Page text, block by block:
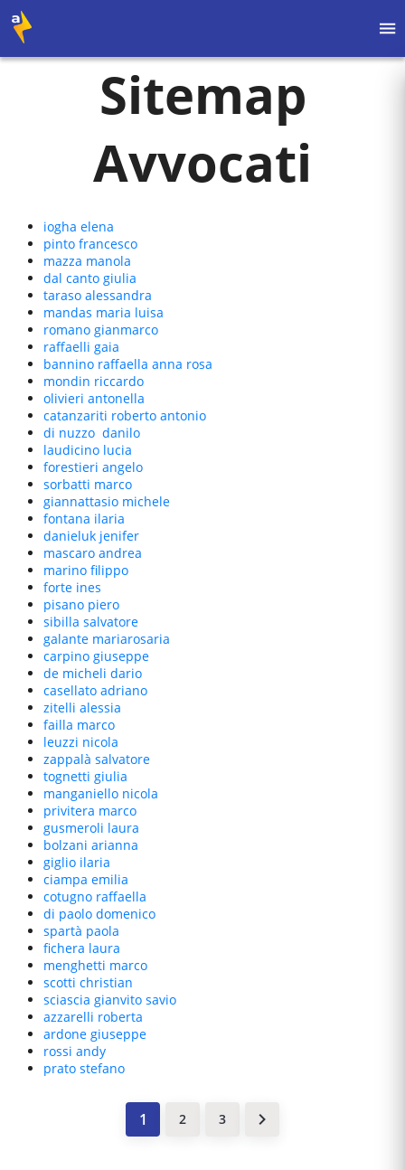
Sitemap
Avvocati
iogha elena
pinto francesco
mazza manola
dal canto giulia
taraso alessandra
mandas maria luisa
romano gianmarco
raffaelli gaia
bannino raffaella anna rosa
mondin riccardo
olivieri antonella
catanzariti roberto antonio
di nuzzo danilo
laudicino lucia
forestieri angelo
sorbatti marco
giannattasio michele
fontana ilaria
danieluk jenifer
mascaro andrea
marino filippo
forte ines
pisano piero
sibilla salvatore
galante mariarosaria
carpino giuseppe
de micheli dario
casellato adriano
zitelli alessia
failla marco
leuzzi nicola
zappalà salvatore
tognetti giulia
manganiello nicola
privitera marco
gusmeroli laura
bolzani arianna
giglio ilaria
ciampa emilia
cotugno raffaella
di paolo domenico
spartà paola
fichera laura
menghetti marco
scotti christian
sciascia gianvito savio
azzarelli roberta
ardone giuseppe
rossi andy
prato stefano
2 3